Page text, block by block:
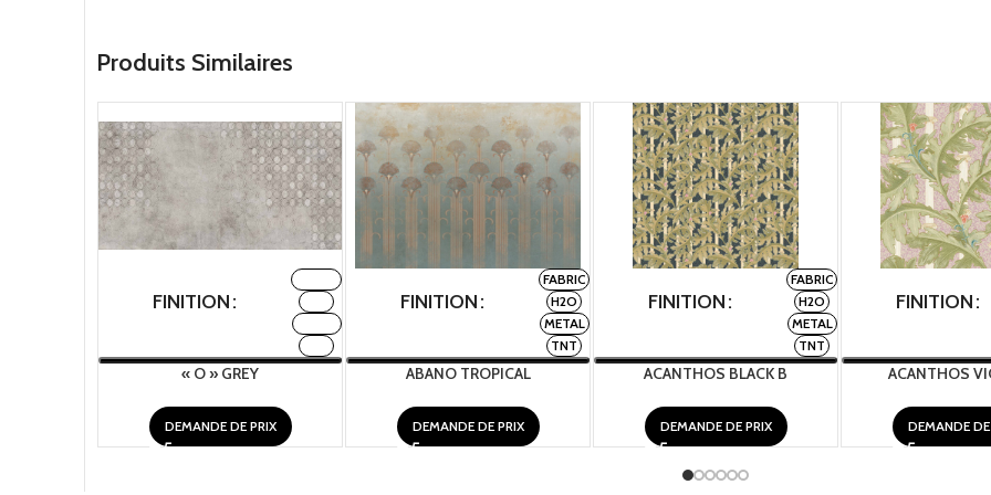
Produits Similaires
FINITION
« O » GREY
DEMANDE DE PRIX
FINITION
FABRIC
H2O
METAL
TNT
ABANO TROPICAL
DEMANDE DE PRIX
FINITION
FABRIC
H2O
METAL
TNT
ACANTHOS BLACK B
DEMANDE DE PRIX
FINITION
ACANTHOS
DEMANDE DE